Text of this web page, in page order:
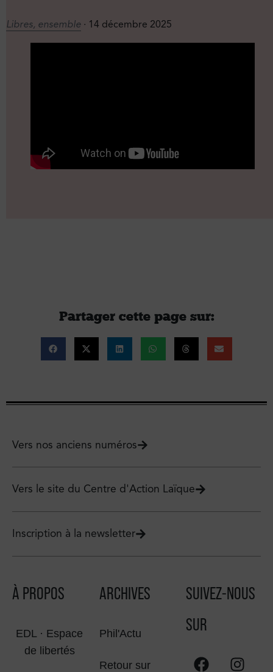
Libres, ensemble · 14 décembre 2025
Partager cette page sur :
Vers nos anciens numéros
Vers le site du Centre d'Action Laïque
Inscription à la newsletter
À PROPOS
EDL · Espace
de libertés
ARCHIVES
Phil'Actu
Retour sur
SUIVEZ-NOUS
SUR